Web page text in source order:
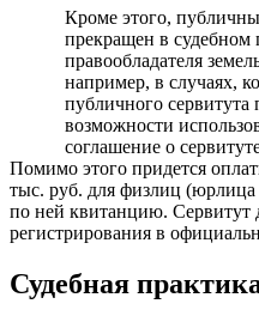
Кроме этого,
прекращен в судебном
правообладателя
например, в случаях,
публичного сервитута
возможности
соглашение о
Помимо этого придется
тыс. руб. для физлиц (юрлица
по ней квитанцию. Сервитут
регистрирования в
Судебная